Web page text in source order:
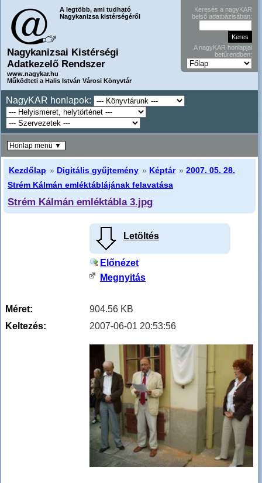
A legtöbb, ami tudható
Nagykanizsa kistérségéről
Nagykanizsai Kistérségi
Adatkezelő Rendszer
www.nagykar.hu
Működteti a Halis István Városi Könyvtár
Keresés a nagyKAR
belső adatbázisában:
A nagyKAR honlapjai
betűrendben:
NagyKAR honlapok:
Kezdőlap » Digitális gyűjtemény » Képtár »2007. 05. 28.
Strém Kálmán emléktáblájának felavatása
Strém Kálmán emléktábla 3.jpg
Letöltés
Előnézet
Megnyitás
Méret:
904.56 KB
Keltezés:
2007-06-01 20:53:56
Honlap menü ▼